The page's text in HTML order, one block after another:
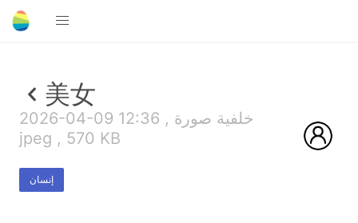
美女
2026-04-09 12:36 , خلفية صورة
jpeg , 570 KB
إنسان